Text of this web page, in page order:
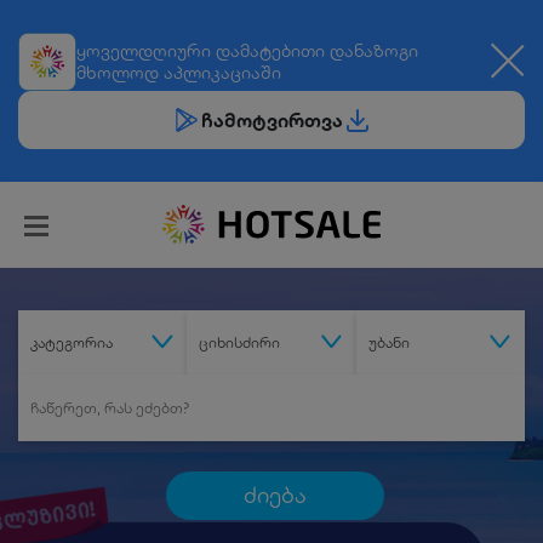
ყოველდღიური დამატებითი დანაზოგი
მხოლოდ აპლიკაციაში
ჩამოტვირთვა
კატეგორია ციხისძირი უბანი
ძიება